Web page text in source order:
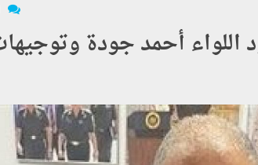
اللواء أحمد جودة